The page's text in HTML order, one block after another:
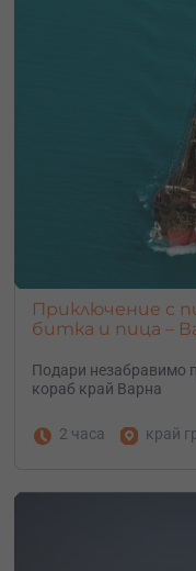
Приключение с
битка и пица –
Подари незабравимо
кораб край Варна
2 часа край